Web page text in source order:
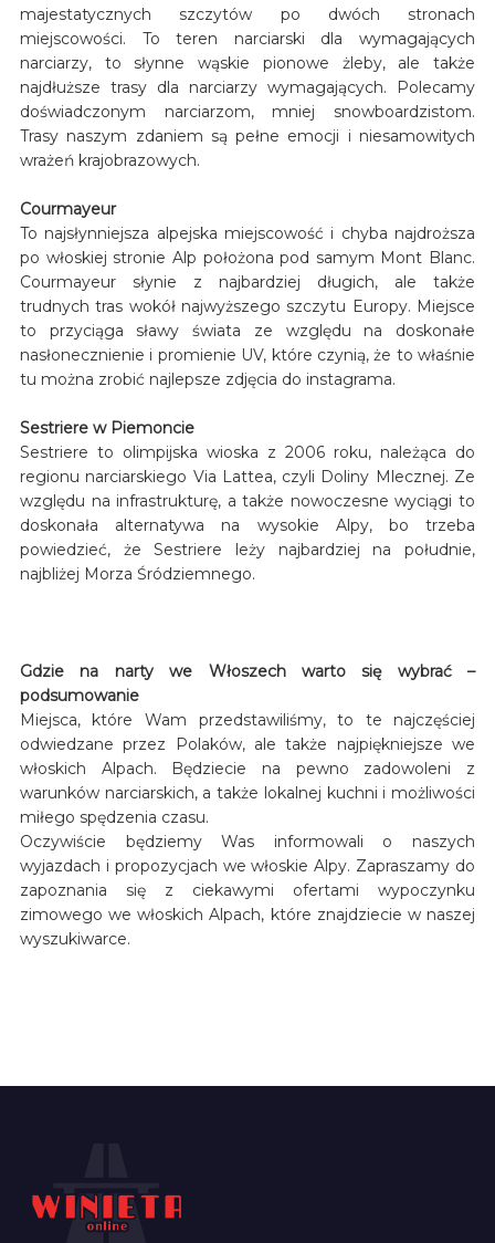
majestatycznych szczytów po dwóch stronach
miejscowości. To teren narciarski dla wymagających
narciarzy, to słynne wąskie pionowe żleby, ale także
najdłuższe trasy dla narciarzy wymagających. Polecamy
doświadczonym narciarzom, mniej snowboardzistom.
Trasy naszym zdaniem są pełne emocji i niesamowitych
wrażeń krajobrazowych.
Courmayeur
To najsłynniejsza alpejska miejscowość i chyba najdroższa
po włoskiej stronie Alp położona pod samym Mont Blanc.
Courmayeur słynie z najbardziej długich, ale także
trudnych tras wokół najwyższego szczytu Europy. Miejsce
to przyciąga sławy świata ze względu na doskonałe
nasłonecznienie i promienie UV, które czynią, że to właśnie
tu można zrobić najlepsze zdjęcia do instagrama.
Sestriere w Piemoncie
Sestriere to olimpijska wioska z 2006 roku, należąca do
regionu narciarskiego Via Lattea, czyli Doliny Mlecznej. Ze
względu na infrastrukturę, a także nowoczesne wyciągi to
doskonała alternatywa na wysokie Alpy, bo trzeba
powiedzieć, że Sestriere leży najbardziej na południe,
najbliżej Morza Śródziemnego.
Gdzie na narty we Włoszech warto się wybrać –
podsumowanie
Miejsca, które Wam przedstawiliśmy, to te najczęściej
odwiedzane przez Polaków, ale także najpiękniejsze we
włoskich Alpach. Będziecie na pewno zadowoleni z
warunków narciarskich, a także lokalnej kuchni i możliwości
miłego spędzenia czasu.
Oczywiście będziemy Was informowali o naszych
wyjazdach i propozycjach we włoskie Alpy. Zapraszamy do
zapoznania się z ciekawymi ofertami wypoczynku
zimowego we włoskich Alpach, które znajdziecie w naszej
wyszukiwarce.